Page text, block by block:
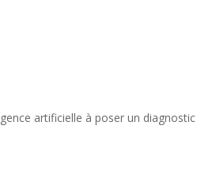
artificielle à poser un diagnostic